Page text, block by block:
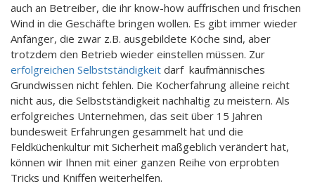
auch an Betreiber, die ihr know-how auffrischen und frischen
Wind in die Geschäfte bringen wollen. Es gibt immer wieder
Anfänger, die zwar z.B. ausgebildete Köche sind, aber
trotzdem den Betrieb wieder einstellen müssen. Zur
erfolgreichen Selbstständigkeit darf kaufmännisches
Grundwissen nicht fehlen. Die Kocherfahrung alleine reicht
nicht aus, die Selbstständigkeit nachhaltig zu meistern. Als
erfolgreiches Unternehmen, das seit über 15 Jahren
bundesweit Erfahrungen gesammelt hat und die
Feldküchenkultur mit Sicherheit maßgeblich verändert hat,
können wir Ihnen mit einer ganzen Reihe von erprobten
Tricks und Kniffen weiterhelfen.